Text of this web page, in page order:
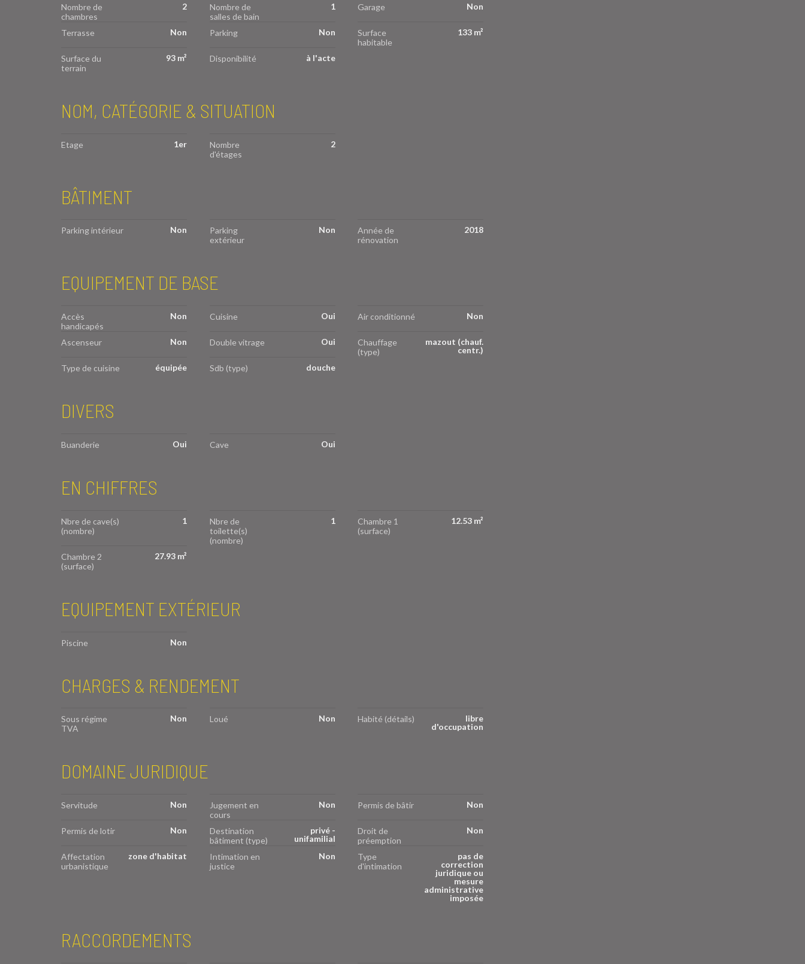
Nombre de
chambres
2
Nombre de
salles de bain
1 Garage Non
Terrasse Non Parking Non
Surface
habitable
133 m²
Surface du
terrain
93 m² Disponibilité à l'acte
NOM, CATÉGORIE & SITUATION
Etage 1er
Nombre
d'étages
2
BÂTIMENT
Parking intérieur Non
Parking
extérieur
Non
Année de
rénovation
2018
EQUIPEMENT DE BASE
Accès
handicapés
Non Cuisine Oui Air conditionné Non
Ascenseur Non Double vitrage Oui
Chauffage
(type)
mazout (chauf.
centr.)
Type de cuisine
équipée Sdb (type) douche
DIVERS
Buanderie Oui Cave Oui
EN CHIFFRES
Nbre de cave(s)
(nombre)
1
Nbre de
toilette(s)
(nombre)
1
Chambre 1
(surface)
12.53 m²
Chambre 2
(surface)
27.93 m²
EQUIPEMENT EXTÉRIEUR
Piscine Non
CHARGES & RENDEMENT
Sous régime
TVA
Non Loué Non Habité (détails)
libre
d'occupation
DOMAINE JURIDIQUE
Servitude Non
Jugement en
cours
Non Permis de bâtir Non
Permis de lotir Non
Destination
bâtiment (type)
privé -
unifamilial
Droit de
préemption
Non
Affectation
urbanistique
zone d'habitat
Intimation en
justice
Non
Type
d'intimation
pas de
correction
juridique ou
mesure
administrative
imposée
RACCORDEMENTS